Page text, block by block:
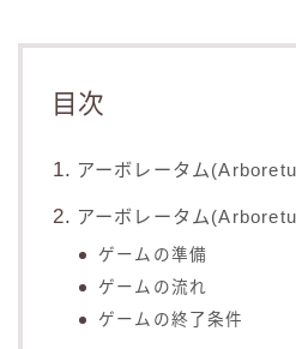
目次
アーボレータム
アーボレータム
ゲームの準備
ゲームの流れ
ゲームの終了条件